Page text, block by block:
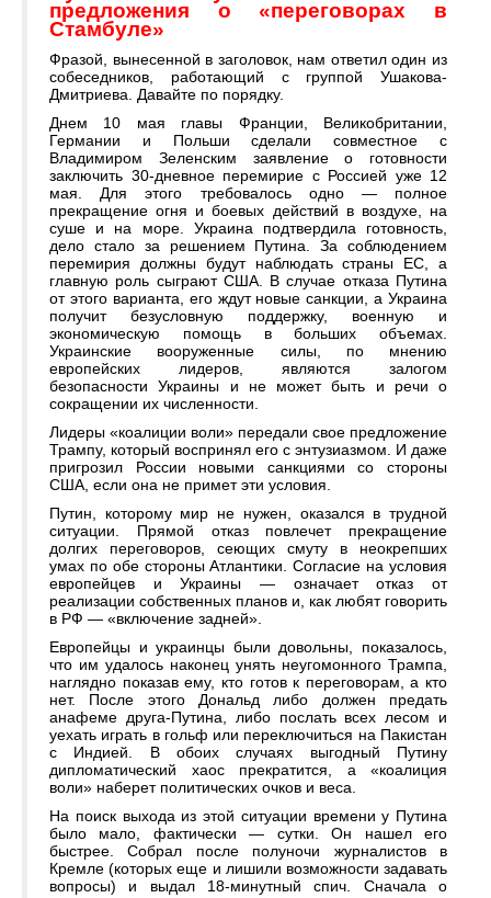
предложения о «переговорах в
Стамбуле»
Фразой, вынесенной в заголовок, нам ответил один из
собеседников, работающий с группой Ушакова-
Дмитриева. Давайте по порядку.
Днем 10 мая главы Франции, Великобритании,
Германии и Польши сделали совместное с
Владимиром Зеленским заявление о готовности
заключить 30-дневное перемирие с Россией уже 12
мая. Для этого требовалось одно — полное
прекращение огня и боевых действий в воздухе, на
суше и на море. Украина подтвердила готовность,
дело стало за решением Путина. За соблюдением
перемирия должны будут наблюдать страны ЕС, а
главную роль сыграют США. В случае отказа Путина
от этого варианта, его ждут новые санкции, а Украина
получит безусловную поддержку, военную и
экономическую помощь в больших объемах.
Украинские вооруженные силы, по мнению
европейских лидеров, являются залогом
безопасности Украины и не может быть и речи о
сокращении их численности.
Лидеры «коалиции воли» передали свое предложение
Трампу, который воспринял его с энтузиазмом. И даже
пригрозил России новыми санкциями со стороны
США, если она не примет эти условия.
Путин, которому мир не нужен, оказался в трудной
ситуации. Прямой отказ повлечет прекращение
долгих переговоров, сеющих смуту в неокрепших
умах по обе стороны Атлантики. Согласие на условия
европейцев и Украины — означает отказ от
реализации собственных планов и, как любят говорить
в РФ — «включение задней».
Европейцы и украинцы были довольны, показалось,
что им удалось наконец унять неугомонного Трампа,
наглядно показав ему, кто готов к переговорам, а кто
нет. После этого Дональд либо должен предать
анафеме друга-Путина, либо послать всех лесом и
уехать играть в гольф или переключиться на Пакистан
с Индией. В обоих случаях выгодный Путину
дипломатический хаос прекратится, а «коалиция
воли» наберет политических очков и веса.
На поиск выхода из этой ситуации времени у Путина
было мало, фактически — сутки. Он нашел его
быстрее. Собрал после полуночи журналистов в
Кремле (которых еще и лишили возможности задавать
вопросы) и выдал 18-минутный спич. Сначала о